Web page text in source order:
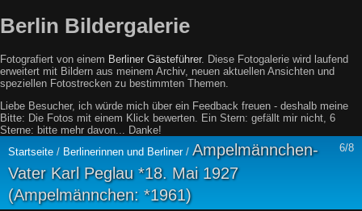
Berlin Bildergalerie
Fotografiert von einem Berliner Gästeführer. Diese Fotogalerie wird laufend
erweitert mit Bildern aus meinem Archiv, neuen aktuellen Ansichten und
speziellen Fotostrecken zu bestimmten Themen.
Liebe Besucher, ich würde mich über ein Feedback freuen - deshalb meine
Bitte: Die Fotos mit einem Klick bewerten. Ein Stern: gefällt mir nicht, 6
Sterne: bitte mehr davon... Danke!
6/8
Startseite / Berlinerinnen und Berliner/ Ampelmännchen-
Vater Karl Peglau *18. Mai 1927
(Ampelmännchen: *1961)